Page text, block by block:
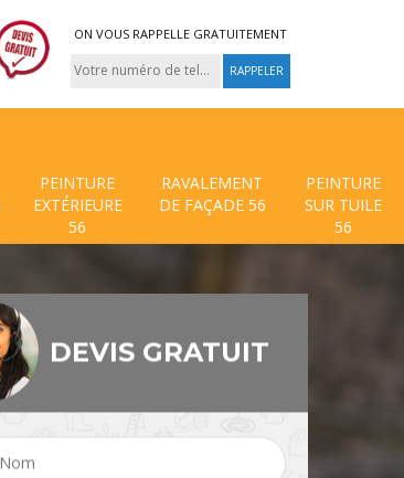
ON VOUS RAPPELLE GRATUITEMENT
PEINTURE
EXTÉRIEURE
56
RAVALEMENT
DE FAÇADE 56
PEINTURE
SUR TUILE
56
DEVIS GRATUIT